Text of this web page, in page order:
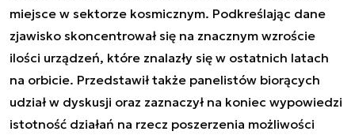
miejsce w sektorze kosmicznym. Podkreślając dane
zjawisko skoncentrował się na znacznym wzroście
ilości urządzeń, które znalazły się w ostatnich latach
na orbicie. Przedstawił także panelistów biorących
udział w dyskusji oraz zaznaczył na koniec wypowiedzi
istotność działań na rzecz poszerzenia możliwości